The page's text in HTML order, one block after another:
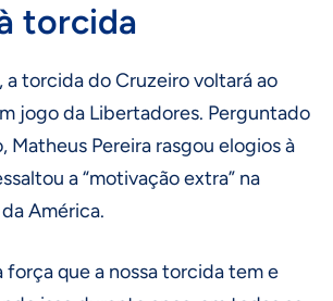
torcida
a torcida do Cruzeiro voltará ao
jogo da Libertadores. Perguntado
Matheus Pereira rasgou elogios à
a “motivação extra” na
América.
força que a nossa torcida tem e